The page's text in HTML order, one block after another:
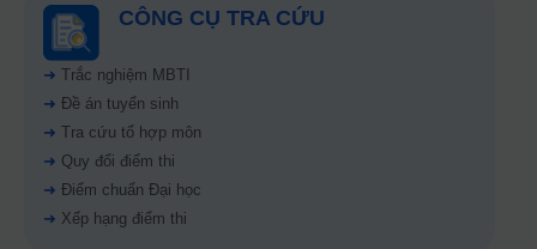
CÔNG CỤ TRA CỨU
➜ Trắc nghiệm MBTI
➜ Đề án tuyển sinh
➜ Tra cứu tổ hợp môn
➜ Quy đổi điểm thi
➜ Điểm chuẩn Đại học
➜ Xếp hạng điểm thi